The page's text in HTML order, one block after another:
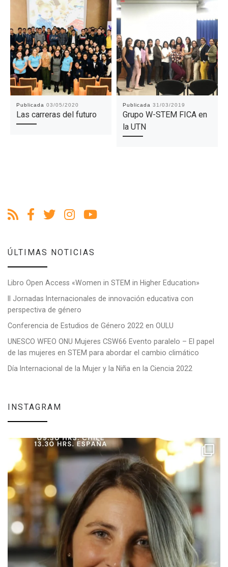
Publicada 03/05/2020
Las carreras del futuro
Publicada 31/03/2019
Grupo W-STEM FICA en
la UTN
ÚLTIMAS NOTICIAS
Libro Open Access «Women in STEM in Higher Education»
II Jornadas Internacionales de innovación educativa con
perspectiva de género
Conferencia de Estudios de Género 2022 en OULU
UNESCO WFEO ONU Mujeres CSW66 Evento paralelo – El papel
de las mujeres en STEM para abordar el cambio climático
Día Internacional de la Mujer y la Niña en la Ciencia 2022
INSTAGRAM